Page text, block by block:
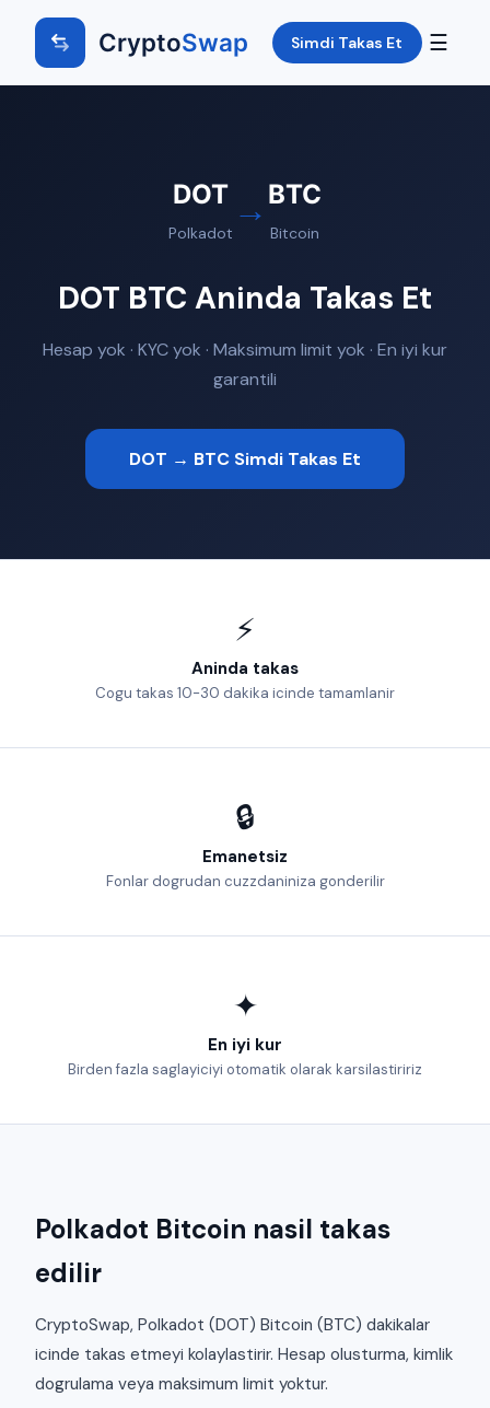
CryptoSwap Simdi Takas Et ☰
DOT
Polkadot
→ BTC
Bitcoin
DOT BTC Aninda Takas Et
Hesap yok · KYC yok · Maksimum limit yok · En iyi kur
garantili
DOT → BTC Simdi Takas Et
⚡
Aninda takas
Cogu takas 10-30 dakika icinde tamamlanir
🔒
Emanetsiz
Fonlar dogrudan cuzzdaniniza gonderilir
✦
En iyi kur
Birden fazla saglayiciyi otomatik olarak karsilastiririz
Polkadot Bitcoin nasil takas
edilir
CryptoSwap, Polkadot (DOT) Bitcoin (BTC) dakikalar
icinde takas etmeyi kolaylastirir. Hesap olusturma, kimlik
dogrulama veya maksimum limit yoktur.